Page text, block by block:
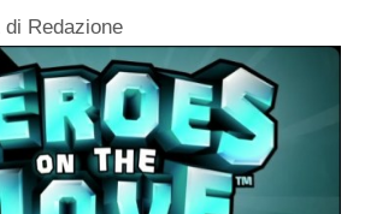
di Redazione